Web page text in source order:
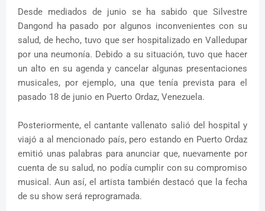
Desde mediados de junio se ha sabido que Silvestre
Dangond ha pasado por algunos inconvenientes con su
salud, de hecho, tuvo que ser hospitalizado en Valledupar
por una neumonía. Debido a su situación, tuvo que hacer
un alto en su agenda y cancelar algunas presentaciones
musicales, por ejemplo, una que tenía prevista para el
pasado 18 de junio en Puerto Ordaz, Venezuela.
Posteriormente, el cantante vallenato salió del hospital y
viajó a al mencionado país, pero estando en Puerto Ordaz
emitió unas palabras para anunciar que, nuevamente por
cuenta de su salud, no podía cumplir con su compromiso
musical. Aun así, el artista también destacó que la fecha
de su show será reprogramada.